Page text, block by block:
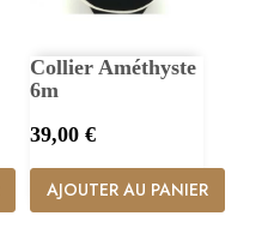
Collier Améthyste
6m
Prix
39,00 €
AJOUTER AU PANIER